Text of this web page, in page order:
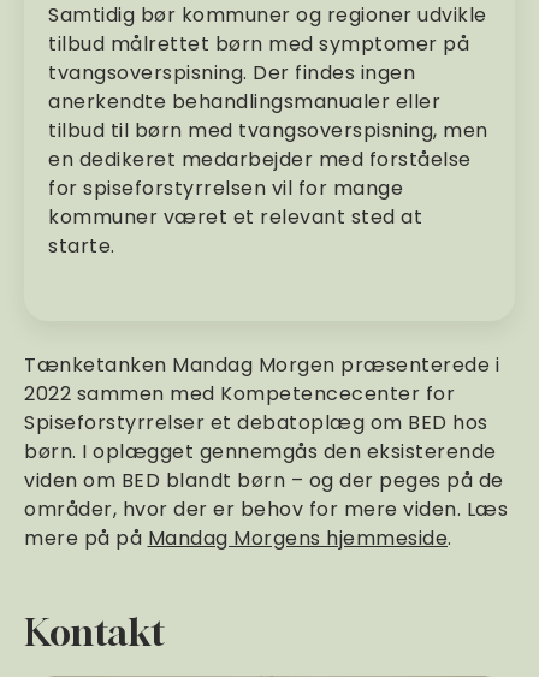
Samtidig bør kommuner og regioner udvikle
tilbud målrettet børn med symptomer på
tvangsoverspisning. Der findes ingen
anerkendte behandlingsmanualer eller
tilbud til børn med tvangsoverspisning, men
en dedikeret medarbejder med forståelse
for spiseforstyrrelsen vil for mange
kommuner været et relevant sted at
starte.
Tænketanken Mandag Morgen præsenterede i
2022 sammen med Kompetencecenter for
Spiseforstyrrelser et debatoplæg om BED hos
børn. I oplægget gennemgås den eksisterende
viden om BED blandt børn – og der peges på de
områder, hvor der er behov for mere viden. Læs
mere på på Mandag Morgens hjemmeside.
Kontakt